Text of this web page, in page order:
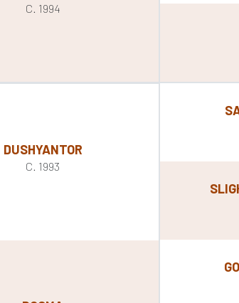
C. 1994
DUSHYANTOR
C. 1993